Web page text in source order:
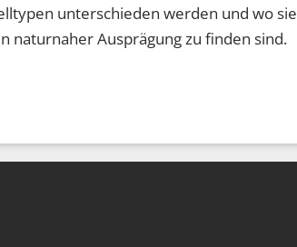
unterschieden werden und wo sie
naturnaher Ausprägung zu finden sind.